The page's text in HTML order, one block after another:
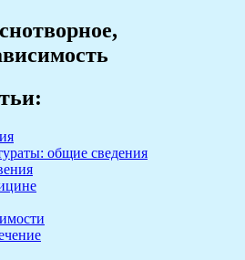
общие сведения